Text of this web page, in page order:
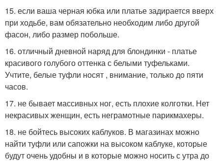
15. если ваша черная юбка или платье задирается вверх
при ходьбе, вам обязательно необходим либо другой
фасон, либо размер побольше.
16. отличный дневной наряд для блондинки - платье
красивого голубого оттенка с белыми туфельками.
Учтите, белые туфли носят , внимание, только до пяти
часов.
17. не бывает массивных ног, есть плохие колготки. Нет
некрасивых женщин, есть неграмотные парикмахеры.
18. не бойтесь высоких каблуков. В магазинах можно
найти туфли или сапожки на высоком каблуке, которые
будут очень удобны и в которые можно носить с утра до